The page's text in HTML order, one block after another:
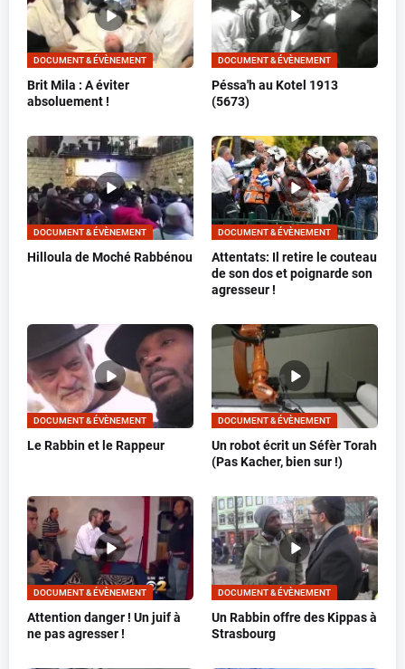
DOCUMENT & ÉVÈNEMENT
Brit Mila : A éviter
absoluement !
DOCUMENT & ÉVÈNEMENT
Péssa'h au Kotel 1913
(5673)
DOCUMENT & ÉVÈNEMENT
Hilloula de Moché Rabbénou
DOCUMENT & ÉVÈNEMENT
Attentats: Il retire le couteau
de son dos et poignarde son
agresseur !
DOCUMENT & ÉVÈNEMENT
Le Rabbin et le Rappeur
DOCUMENT & ÉVÈNEMENT
Un robot écrit un Séfèr Torah
(Pas Kacher, bien sur !)
DOCUMENT & ÉVÈNEMENT
Attention danger ! Un juif à
ne pas agresser !
DOCUMENT & ÉVÈNEMENT
Un Rabbin offre des Kippas à
Strasbourg